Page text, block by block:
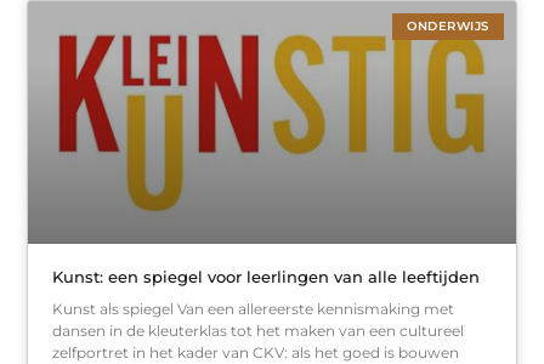
ONDERWIJS
Kunst: een spiegel voor leerlingen van alle leeftijden
Kunst als spiegel Van een allereerste kennismaking met
dansen in de kleuterklas tot het maken van een cultureel
zelfportret in het kader van CKV: als het goed is bouwen